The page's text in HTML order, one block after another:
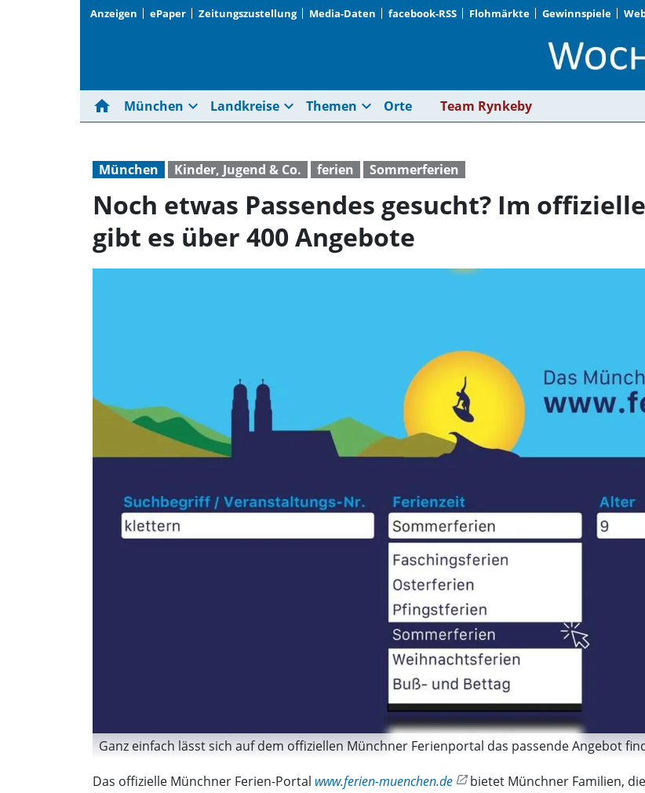
Anzeigen ePaper Zeitungszustellung Media-Daten facebook-RSS Flohmärkte Gewinnspiele
Noch etwas
home München expand_more Landkreise expand_more Themen expand_more Orte Team Rynkeby
München Kinder, Jugend & Co. ferien Sommerferien
Noch etwas Passendes gesucht? Im
gibt es über 400 Angebote
Ganz einfach lässt sich auf dem offiziellen Münchner Ferienportal das passende Angebot
Das offizielle Münchner Ferien-Portal www.ferien-muenchen.de
bietet Münchner Familien,